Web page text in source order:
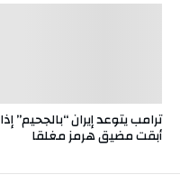
ترامب يتوعد إيران “بالجحيم” إذا
أبقت مضيق هرمز مغلقا